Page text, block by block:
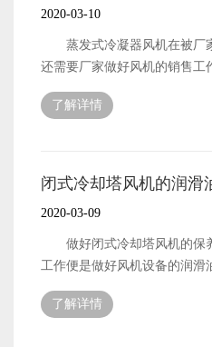
品的生产加工工作，确保自己
有比较不错的质量和性能。
能在同行的竞争对比中占据比
的知名度想要被提升起来，那
品的生产工作，保障产品拥
广告做好了才能有更多的用户
解，也就是将风机的知名度
虞明新风机的知名度想要被提
的相关工作内容了。
2020-03-10
蒸发式冷凝器风机在被厂
还需要厂家做好风机的销售工
设备来提升厂家的经济收入，
够拥有比较不错的发展。所以
比较关心自己生产制作的风
销量都与哪些因素有关。
出来的风机设备可以拥有比较
销售市场中也就可以拥有比
了。对于用户来说，自然是希
销量。 蒸发式冷凝器风机的
树立的品牌形象有关系了。
了解详情
闭式冷却塔风机的润滑
2020-03-09
做好闭式冷却塔风机的保
工作便是做好风机设备的润滑
设备来说，做好润滑油添加工
较良好是比较重要的一项工作
的润滑油添加工作，也是有
了解详情